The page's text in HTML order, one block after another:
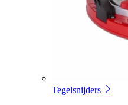
Tegelsnijders